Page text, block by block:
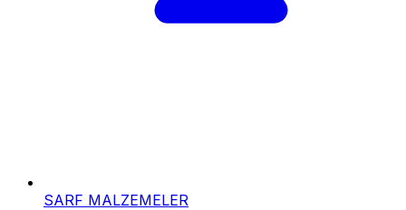
SARF MALZEMELER